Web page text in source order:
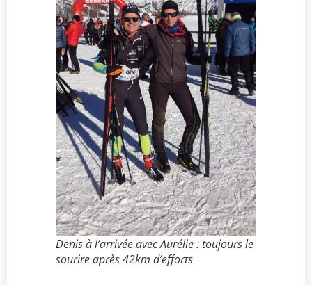
Denis à l’arrivée avec Aurélie : toujours le
sourire après 42km d’efforts